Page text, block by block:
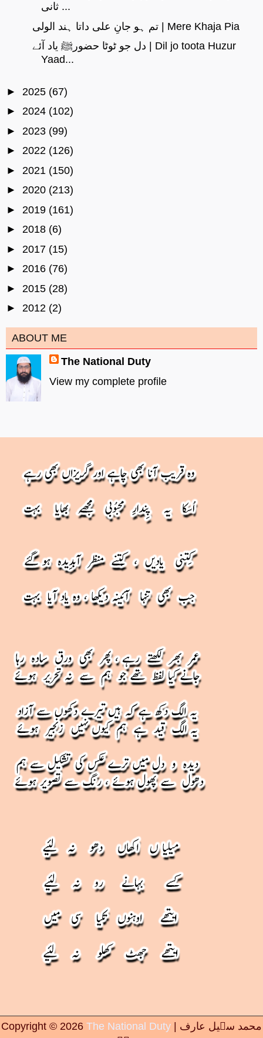
ثانی ...
تم ہو جانِ علی داتا ہند الولی | Mere Khaja Pia
دل جو ٹوٹا حضورﷺ یاد آئے | Dil jo toota Huzur
Yaad...
► 2025 (67)
► 2024 (102)
► 2023 (99)
► 2022 (126)
► 2021 (150)
► 2020 (213)
► 2019 (161)
► 2018 (6)
► 2017 (15)
► 2016 (76)
► 2015 (28)
► 2012 (2)
ABOUT ME
The National Duty
View my complete profile
Copyright © 2026 The National Duty